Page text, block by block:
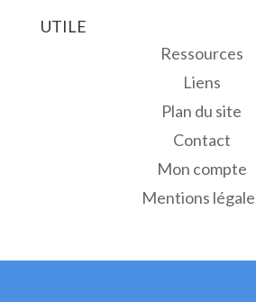
UTILE
Ressources
Liens
Plan du site
Contact
Mon compte
Mentions